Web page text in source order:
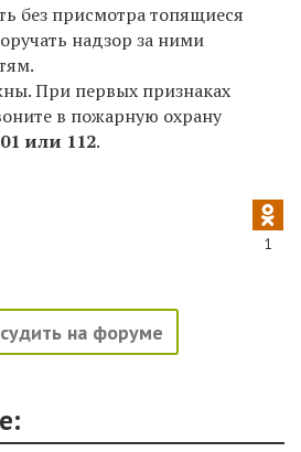
без присмотра топящиеся
надзор за ними
При первых признаках
в пожарную охрану
или 112.
1
на форуме